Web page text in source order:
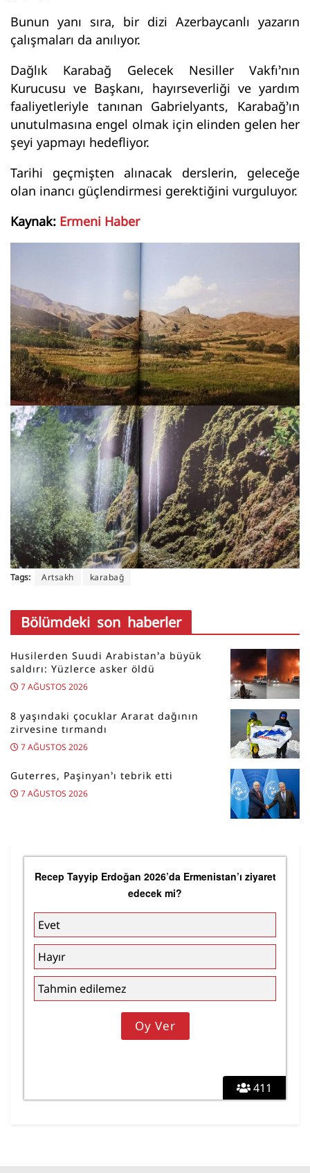
Bunun yanı sıra, bir dizi Azerbaycanlı yazarın
çalışmaları da anılıyor.
Dağlık Karabağ Gelecek Nesiller Vakfı’nın
Kurucusu ve Başkanı, hayırseverliği ve yardım
faaliyetleriyle tanınan Gabrielyants, Karabağ’ın
unutulmasına engel olmak için elinden gelen her
şeyi yapmayı hedefliyor.
Tarihi geçmişten alınacak derslerin, geleceğe
olan inancı güçlendirmesi gerektiğini vurguluyor.
Kaynak: Ermeni Haber
Tags: Artsakh karabağ
Bölümdeki son haberler
Husilerden Suudi Arabistan’a büyük
saldırı: Yüzlerce asker öldü
7 AĞUSTOS 2026
8 yaşındaki çocuklar Ararat dağının
zirvesine tırmandı
7 AĞUSTOS 2026
Guterres, Paşinyan’ı tebrik etti
7 AĞUSTOS 2026
411
Recep Tayyip Erdoğan 2026’da Ermenistan’ı ziyaret
edecek mi?
Evet
Hayır
Tahmin edilemez